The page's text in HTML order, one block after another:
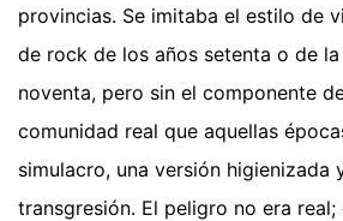
provincias. Se imitaba el estilo de
de rock de los años setenta o de
noventa, pero sin el componente
comunidad real que aquellas
simulacro, una versión higienizada
transgresión. El peligro no era real;